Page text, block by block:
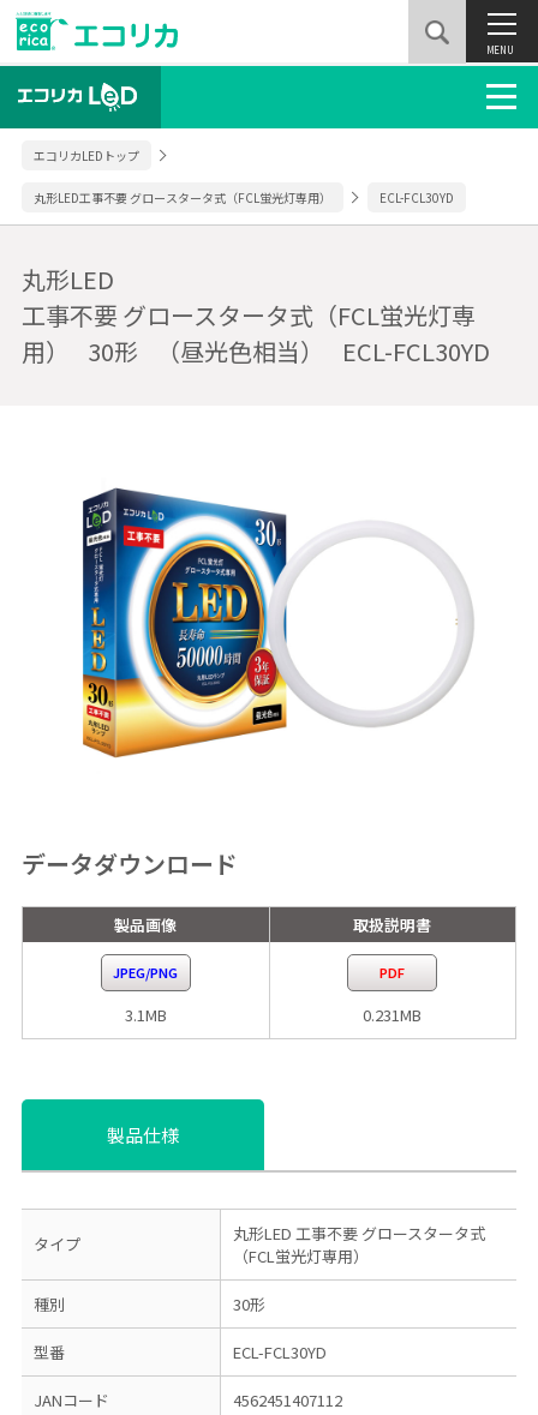
MENU
エコリカLEDトップ
丸形LED工事不要 グロースタータ式（FCL蛍光灯専用） ECL-FCL30YD
丸形LED
工事不要 グロースタータ式（FCL蛍光灯専
用）
30形 （昼光色相当） ECL-FCL30YD
データダウンロード
製品画像
JPEG/PNG
3.1MB
取扱説明書
PDF
0.231MB
製品仕様
タイプ 丸形LED 工事不要 グロースタータ式
（FCL蛍光灯専用）
種別 30形
型番 ECL-FCL30YD
JANコード 4562451407112